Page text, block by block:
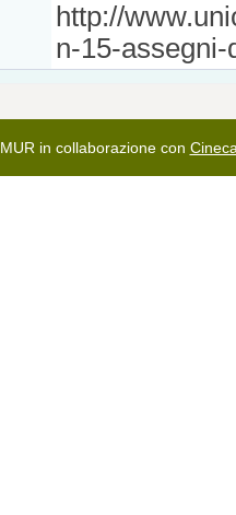
http://
n-15-
MUR in collaborazione con